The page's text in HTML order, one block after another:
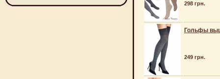
298 грн.
Гольфы
249 грн.